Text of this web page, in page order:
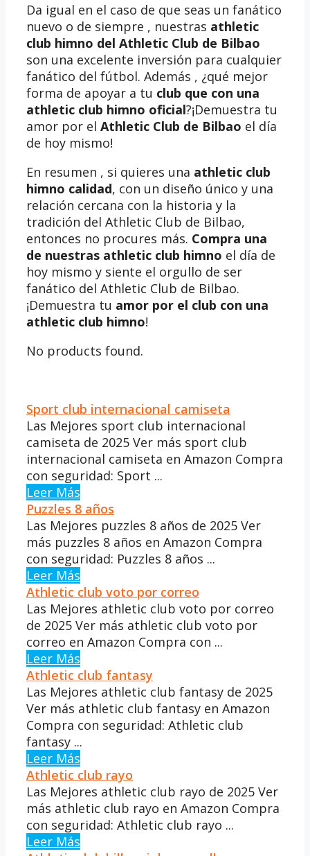
Da igual en el caso de que seas un fanático
nuevo o de siempre , nuestras athletic
club himno del Athletic Club de Bilbao
son una excelente inversión para cualquier
fanático del fútbol. Además , ¿qué mejor
forma de apoyar a tu club que con una
athletic club himno oficial?¡Demuestra tu
amor por el Athletic Club de Bilbao el día
de hoy mismo!
En resumen , si quieres una athletic club
himno calidad, con un diseño único y una
relación cercana con la historia y la
tradición del Athletic Club de Bilbao,
entonces no procures más. Compra una
de nuestras athletic club himno el día de
hoy mismo y siente el orgullo de ser
fanático del Athletic Club de Bilbao.
¡Demuestra tu amor por el club con una
athletic club himno!
No products found.
Sport club internacional camiseta
Las Mejores sport club internacional
camiseta de 2025 Ver más sport club
internacional camiseta en Amazon Compra
con seguridad: Sport ...
Leer Más
Puzzles 8 años
Las Mejores puzzles 8 años de 2025 Ver
más puzzles 8 años en Amazon Compra
con seguridad: Puzzles 8 años ...
Leer Más
Athletic club voto por correo
Las Mejores athletic club voto por correo
de 2025 Ver más athletic club voto por
correo en Amazon Compra con ...
Leer Más
Athletic club fantasy
Las Mejores athletic club fantasy de 2025
Ver más athletic club fantasy en Amazon
Compra con seguridad: Athletic club
fantasy ...
Leer Más
Athletic club rayo
Las Mejores athletic club rayo de 2025 Ver
más athletic club rayo en Amazon Compra
con seguridad: Athletic club rayo ...
Leer Más